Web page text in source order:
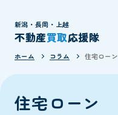
新潟・長岡・上越
不動産買取応援隊
ホーム コラム 住宅ローン
住宅ローン